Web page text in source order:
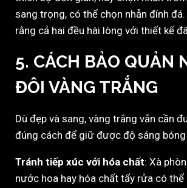
sang trọng, có thể chọn nhẫn đính
rằng cả hai đều hài lòng với thiết kế
5. CÁCH BẢO QUẢN
ĐÔI VÀNG TRẮNG
Dù đẹp và sang, vàng trắng vẫn cần
đúng cách để giữ được độ sáng bóng
Tránh tiếp xúc với hóa chất: Xà
nước hoa hay hóa chất tẩy rửa có thể